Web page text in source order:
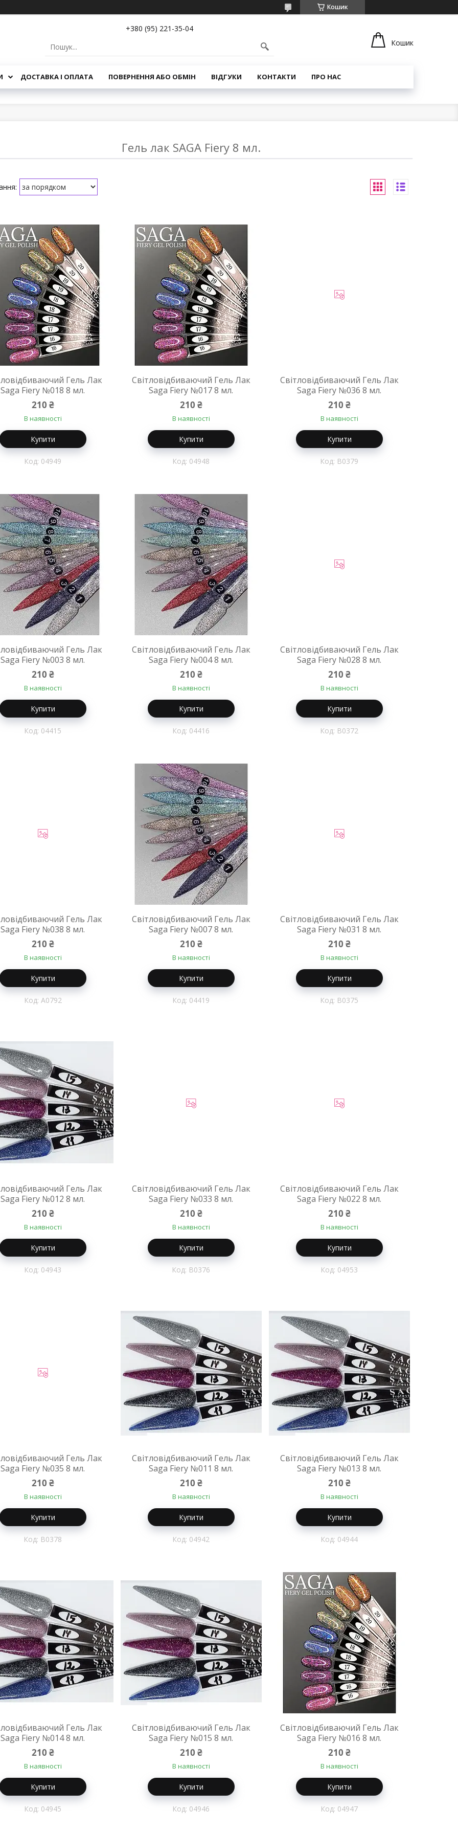
Кошик
+380 (95) 221-35-04
Кошик
ДОСТАВКА І ОПЛАТА ПОВЕРНЕННЯ АБО ОБМІН ВІДГУКИ КОНТАКТИ ПРО НАС
Гель лак SAGA Fiery 8 мл.
Гель Лак
Saga Fiery №018 8 мл.
210 ₴
В наявності
Купити
04949
Світловідбиваючий Гель Лак
Saga Fiery №017 8 мл.
210 ₴
В наявності
Купити
04948
Світловідбиваючий Гель Лак
Saga Fiery №036 8 мл.
210 ₴
В наявності
Купити
B0379
Гель Лак
Saga Fiery №003 8 мл.
210 ₴
В наявності
Купити
04415
Світловідбиваючий Гель Лак
Saga Fiery №004 8 мл.
210 ₴
В наявності
Купити
04416
Світловідбиваючий Гель Лак
Saga Fiery №028 8 мл.
210 ₴
В наявності
Купити
B0372
Гель Лак
Saga Fiery №038 8 мл.
210 ₴
В наявності
Купити
A0792
Світловідбиваючий Гель Лак
Saga Fiery №007 8 мл.
210 ₴
В наявності
Купити
04419
Світловідбиваючий Гель Лак
Saga Fiery №031 8 мл.
210 ₴
В наявності
Купити
B0375
Гель Лак
Saga Fiery №012 8 мл.
210 ₴
В наявності
Купити
04943
Світловідбиваючий Гель Лак
Saga Fiery №033 8 мл.
210 ₴
В наявності
Купити
B0376
Світловідбиваючий Гель Лак
Saga Fiery №022 8 мл.
210 ₴
В наявності
Купити
04953
Гель Лак
Saga Fiery №035 8 мл.
210 ₴
В наявності
Купити
B0378
Світловідбиваючий Гель Лак
Saga Fiery №011 8 мл.
210 ₴
В наявності
Купити
04942
Світловідбиваючий Гель Лак
Saga Fiery №013 8 мл.
210 ₴
В наявності
Купити
04944
Гель Лак
Saga Fiery №014 8 мл.
210 ₴
В наявності
Купити
04945
Світловідбиваючий Гель Лак
Saga Fiery №015 8 мл.
210 ₴
В наявності
Купити
04946
Світловідбиваючий Гель Лак
Saga Fiery №016 8 мл.
210 ₴
В наявності
Купити
04947